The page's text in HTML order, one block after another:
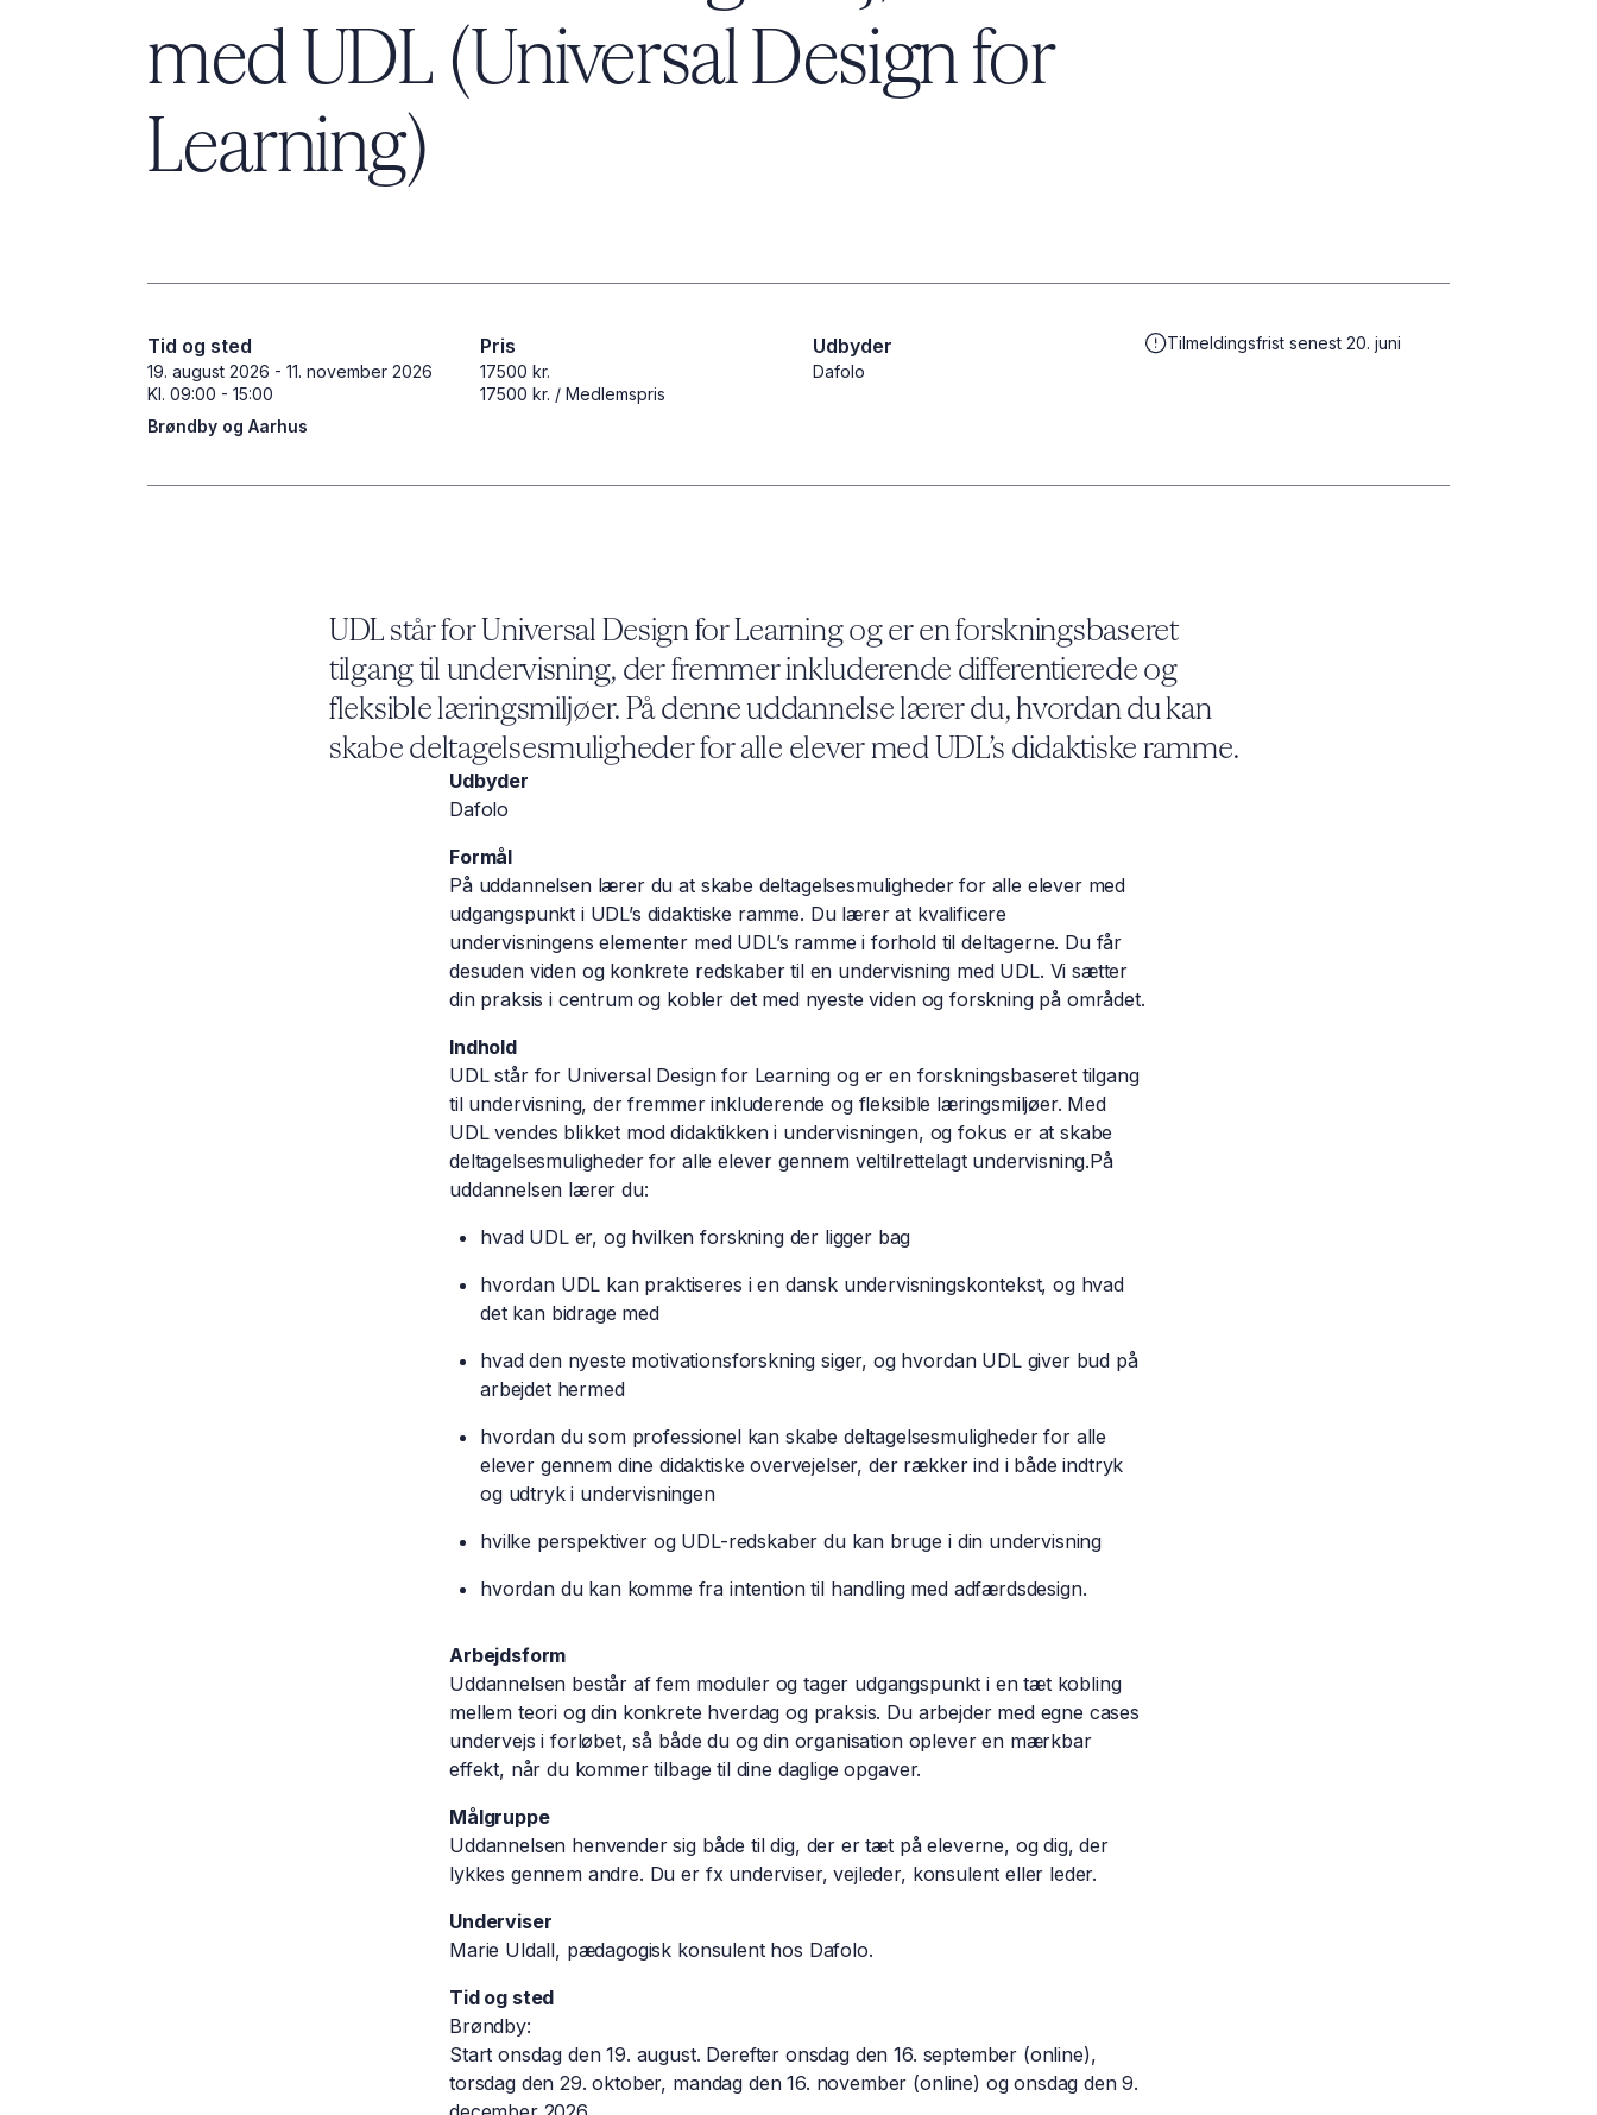
med UDL (­Universal ­Design ­for
­Learning)
Tid og sted
19. august 2026 - 11. november 2026
Kl. 09:00 - 15:00
Brøndby og Aarhus
Pris
17500 kr.
17500 kr. / Medlemspris
Udbyder
Dafolo
Tilmeldingsfrist senest 20. juni
UDL står for Universal Design for Learning og er en forskningsbaseret
tilgang til undervisning, der fremmer inkluderende differentierede og
fleksible læringsmiljøer. På denne uddannelse lærer du, hvordan du kan
skabe deltagelsesmuligheder for alle elever med UDL’s didaktiske ramme.
Udbyder
Dafolo
Formål
På uddannelsen lærer du at skabe deltagelsesmuligheder for alle elever med
udgangspunkt i UDL’s didaktiske ramme. Du lærer at kvalificere
undervisningens elementer med UDL’s ramme i forhold til deltagerne. Du får
desuden viden og konkrete redskaber til en undervisning med UDL. Vi sætter
din praksis i centrum og kobler det med nyeste viden og forskning på området.
Indhold
UDL står for Universal Design for Learning og er en forskningsbaseret tilgang
til undervisning, der fremmer inkluderende og fleksible læringsmiljøer. Med
UDL vendes blikket mod didaktikken i undervisningen, og fokus er at skabe
deltagelsesmuligheder for alle elever gennem veltilrettelagt undervisning.På
uddannelsen lærer du:
hvad UDL er, og hvilken forskning der ligger bag
hvordan UDL kan praktiseres i en dansk undervisningskontekst, og hvad
det kan bidrage med
hvad den nyeste motivationsforskning siger, og hvordan UDL giver bud på
arbejdet hermed
hvordan du som professionel kan skabe deltagelsesmuligheder for alle
elever gennem dine didaktiske overvejelser, der rækker ind i både indtryk
og udtryk i undervisningen
hvilke perspektiver og UDL-redskaber du kan bruge i din undervisning
hvordan du kan komme fra intention til handling med adfærdsdesign.
Arbejdsform
Uddannelsen består af fem moduler og tager udgangspunkt i en tæt kobling
mellem teori og din konkrete hverdag og praksis. Du arbejder med egne cases
undervejs i forløbet, så både du og din organisation oplever en mærkbar
effekt, når du kommer tilbage til dine daglige opgaver.
Målgruppe
Uddannelsen henvender sig både til dig, der er tæt på eleverne, og dig, der
lykkes gennem andre. Du er fx under­viser, vejleder, konsulent eller leder.
Underviser
Marie Uldall, pædagogisk konsulent hos Dafolo.
Tid og sted
Brøndby:
Start onsdag den 19. august. Derefter onsdag den 16. september (online),
torsdag den 29. ­oktober, mandag den 16. november (online) og onsdag den 9.